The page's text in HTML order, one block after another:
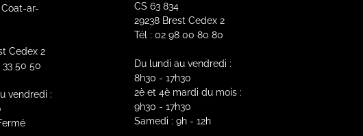
ar-
Cedex 2
33 50 50
vendredi :
CS 63 834
29238 Brest Cedex 2
Tél : 02 98 00 80 80
Du lundi au vendredi :
8h30 - 17h30
2è et 4è mardi du mois :
9h30 - 17h30
Samedi : 9h - 12h